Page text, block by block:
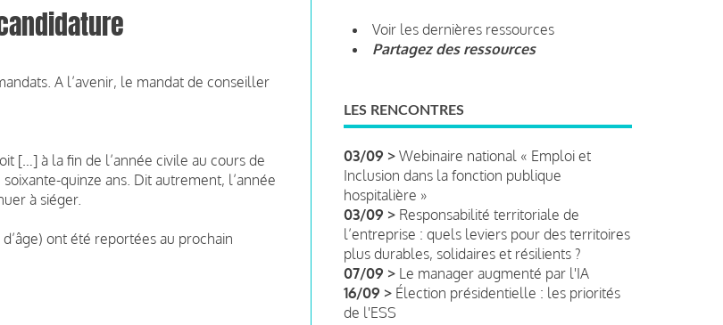
A l’avenir, le mandat de conseiller
[…] à la fin de l’année civile au cours de
quinze ans. Dit autrement, l’année
à siéger.
ont été reportées au prochain
Voir les dernières ressources
Partagez des ressources
LES RENCONTRES
03/09 > Webinaire national « Emploi et
Inclusion dans la fonction publique
hospitalière »
03/09 > Responsabilité territoriale de
l’entreprise : quels leviers pour des territoires
plus durables, solidaires et résilients ?
07/09 > Le manager augmenté par l'IA
16/09 > Élection présidentielle : les priorités
de l'ESS